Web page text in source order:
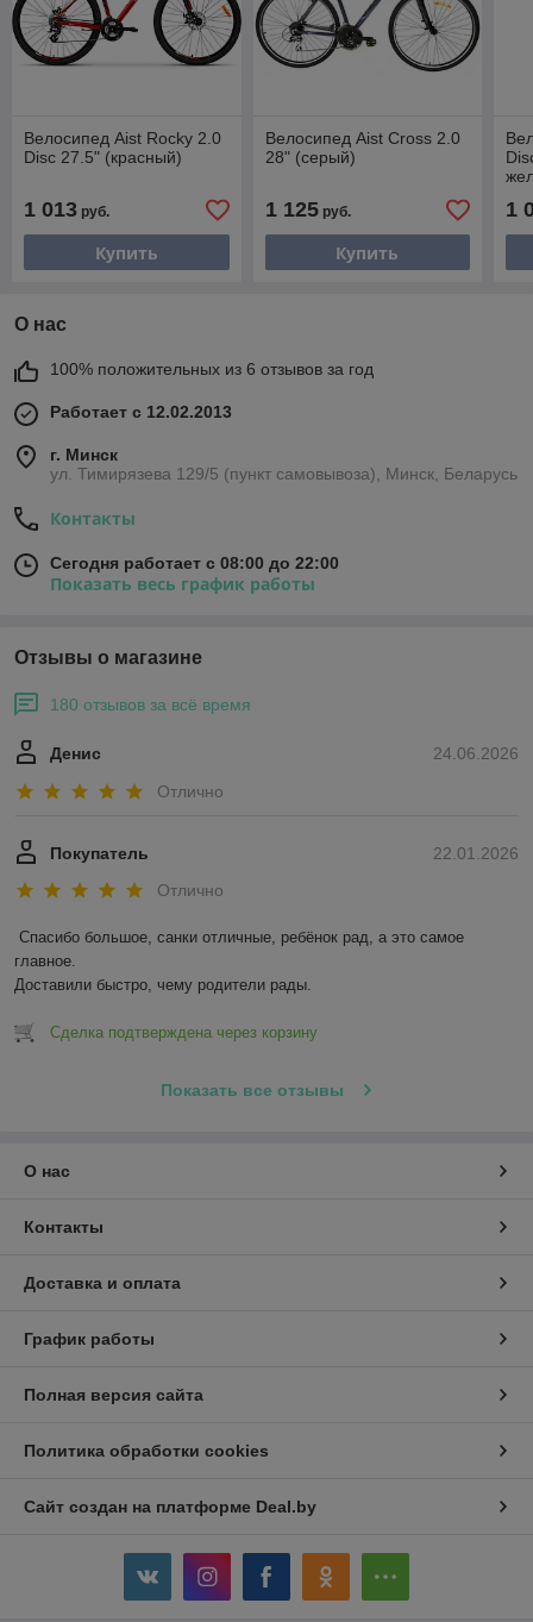
Велосипед Aist Rocky 2.0
Disc 27.5" (красный)
1 013 руб.
Купить
Велосипед Aist Cross 2.0
28" (серый)
1 125руб.
Купить
1
О нас
100% положительных из 6 отзывов за год
Работает с 12.02.2013
г. Минск
ул. Тимирязева 129/5 (пункт самовывоза), Минск, Беларусь
Контакты
Сегодня работает с 08:00 до 22:00
Показать весь график работы
Отзывы о магазине
180 отзывов за всё время
24.06.2026
Денис
Отлично
22.01.2026
Покупатель
Отлично
Спасибо большое, санки отличные, ребёнок рад, а это самое
главное.
Доставили быстро, чему родители рады.
Сделка подтверждена через корзину
Показать все отзывы
О нас
Контакты
Доставка и оплата
График работы
Полная версия сайта
Политика обработки cookies
Сайт создан на платформе Deal.by